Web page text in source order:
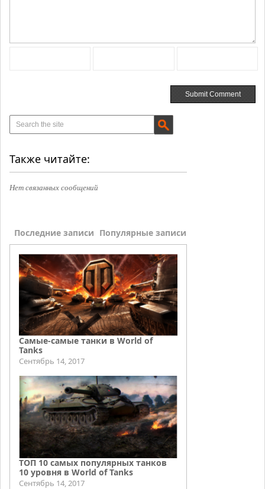
Также читайте:
Нет связанных сообщений
Последние записи Популярные записи
Самые-самые танки в World of
Tanks
Сентябрь 14, 2017
ТОП 10 самых популярных танков
10 уровня в World of Tanks
Сентябрь 14, 2017